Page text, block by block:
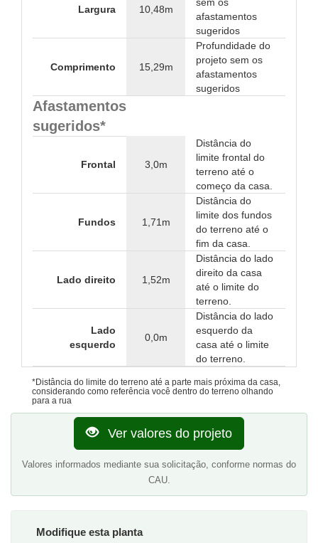
Largura 10,48m
sem os
afastamentos
sugeridos
Comprimento 15,29m
Profundidade do
projeto sem os
afastamentos
sugeridos
Afastamentos
sugeridos*
Frontal 3,0m
Distância do
limite frontal do
terreno até o
começo da casa.
Fundos 1,71m
Distância do
limite dos fundos
do terreno até o
fim da casa.
Lado direito 1,52m
Distância do lado
direito da casa
até o limite do
terreno.
Lado
esquerdo
0,0m
Distância do lado
esquerdo da
casa até o limite
do terreno.
*Distância do limite do terreno até a parte mais próxima da casa,
considerando como referência você dentro do terreno olhando
para a rua
Ver valores do projeto
Valores informados mediante sua solicitação, conforme normas do
CAU.
Modifique esta planta